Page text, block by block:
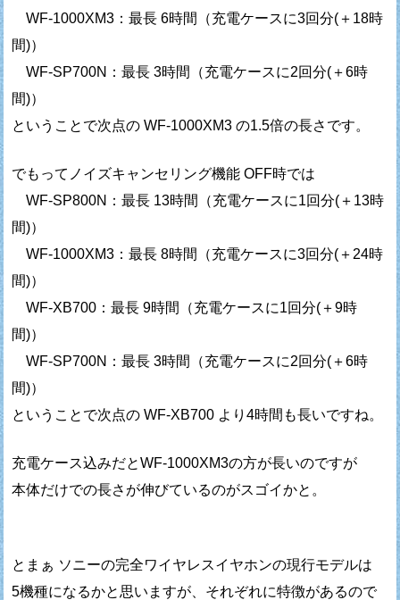
WF-1000XM3：最長 6時間（充電ケースに3回分(＋18時
間)）
WF-SP700N：最長 3時間（充電ケースに2回分(＋6時
間)）
ということで次点の WF-1000XM3 の1.5倍の長さです。
でもってノイズキャンセリング機能 OFF時では
WF-SP800N：最長 13時間（充電ケースに1回分(＋13時
間)）
WF-1000XM3：最長 8時間（充電ケースに3回分(＋24時
間)）
WF-XB700：最長 9時間（充電ケースに1回分(＋9時
間)）
WF-SP700N：最長 3時間（充電ケースに2回分(＋6時
間)）
ということで次点の WF-XB700 より4時間も長いですね。
充電ケース込みだとWF-1000XM3の方が長いのですが
本体だけでの長さが伸びているのがスゴイかと。
とまぁ ソニーの完全ワイヤレスイヤホンの現行モデルは
5機種になるかと思いますが、それぞれに特徴があるので